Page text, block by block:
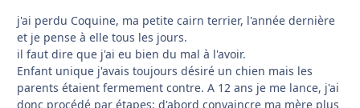
j'ai perdu Coquine, ma petite cairn terrier, l'année dernière
et je pense à elle tous les jours.
il faut dire que j'ai eu bien du mal à l'avoir.
Enfant unique j'avais toujours désiré un chien mais les
parents étaient fermement contre. A 12 ans je me lance, j'ai
donc procédé par étapes: d'abord convaincre ma mère plus